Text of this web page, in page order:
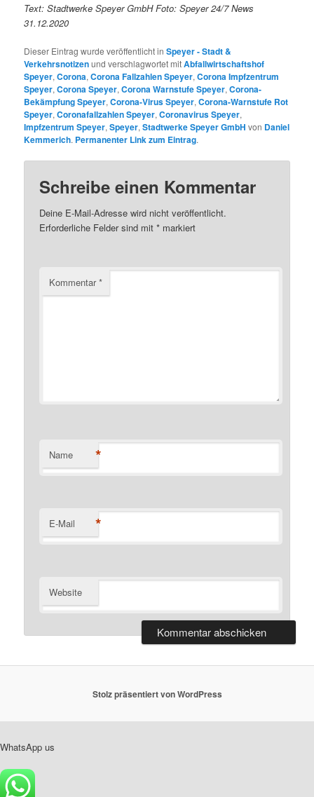
Text: Stadtwerke Speyer GmbH Foto: Speyer 24/7 News
31.12.2020
Dieser Eintrag wurde veröffentlicht inSpeyer - Stadt &
Verkehrsnotizenund verschlagwortet mitAbfallwirtschaftshof
Speyer,Corona,Corona Fallzahlen Speyer,Corona Impfzentrum
Speyer,Corona Speyer,Corona Warnstufe Speyer,Corona-
Bekämpfung Speyer,Corona-Virus Speyer,Corona-Warnstufe Rot
Speyer,Coronafallzahlen Speyer,Coronavirus Speyer,
Impfzentrum Speyer,Speyer,Stadtwerke Speyer GmbH von Daniel
Kemmerich. Permanenter Link zum Eintrag.
Schreibe einen Kommentar
Deine E-Mail-Adresse wird nicht veröffentlicht.
Erforderliche Felder sind mit* markiert
Kommentar*
Name *
E-Mail *
Website
Stolz präsentiert von WordPress
WhatsApp us